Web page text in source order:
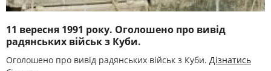
11 вересня 1991 року. Оголошено про вивід
радянських військ з Куби.
Оголошено про вивід радянських військ з Куби. Дізнатись